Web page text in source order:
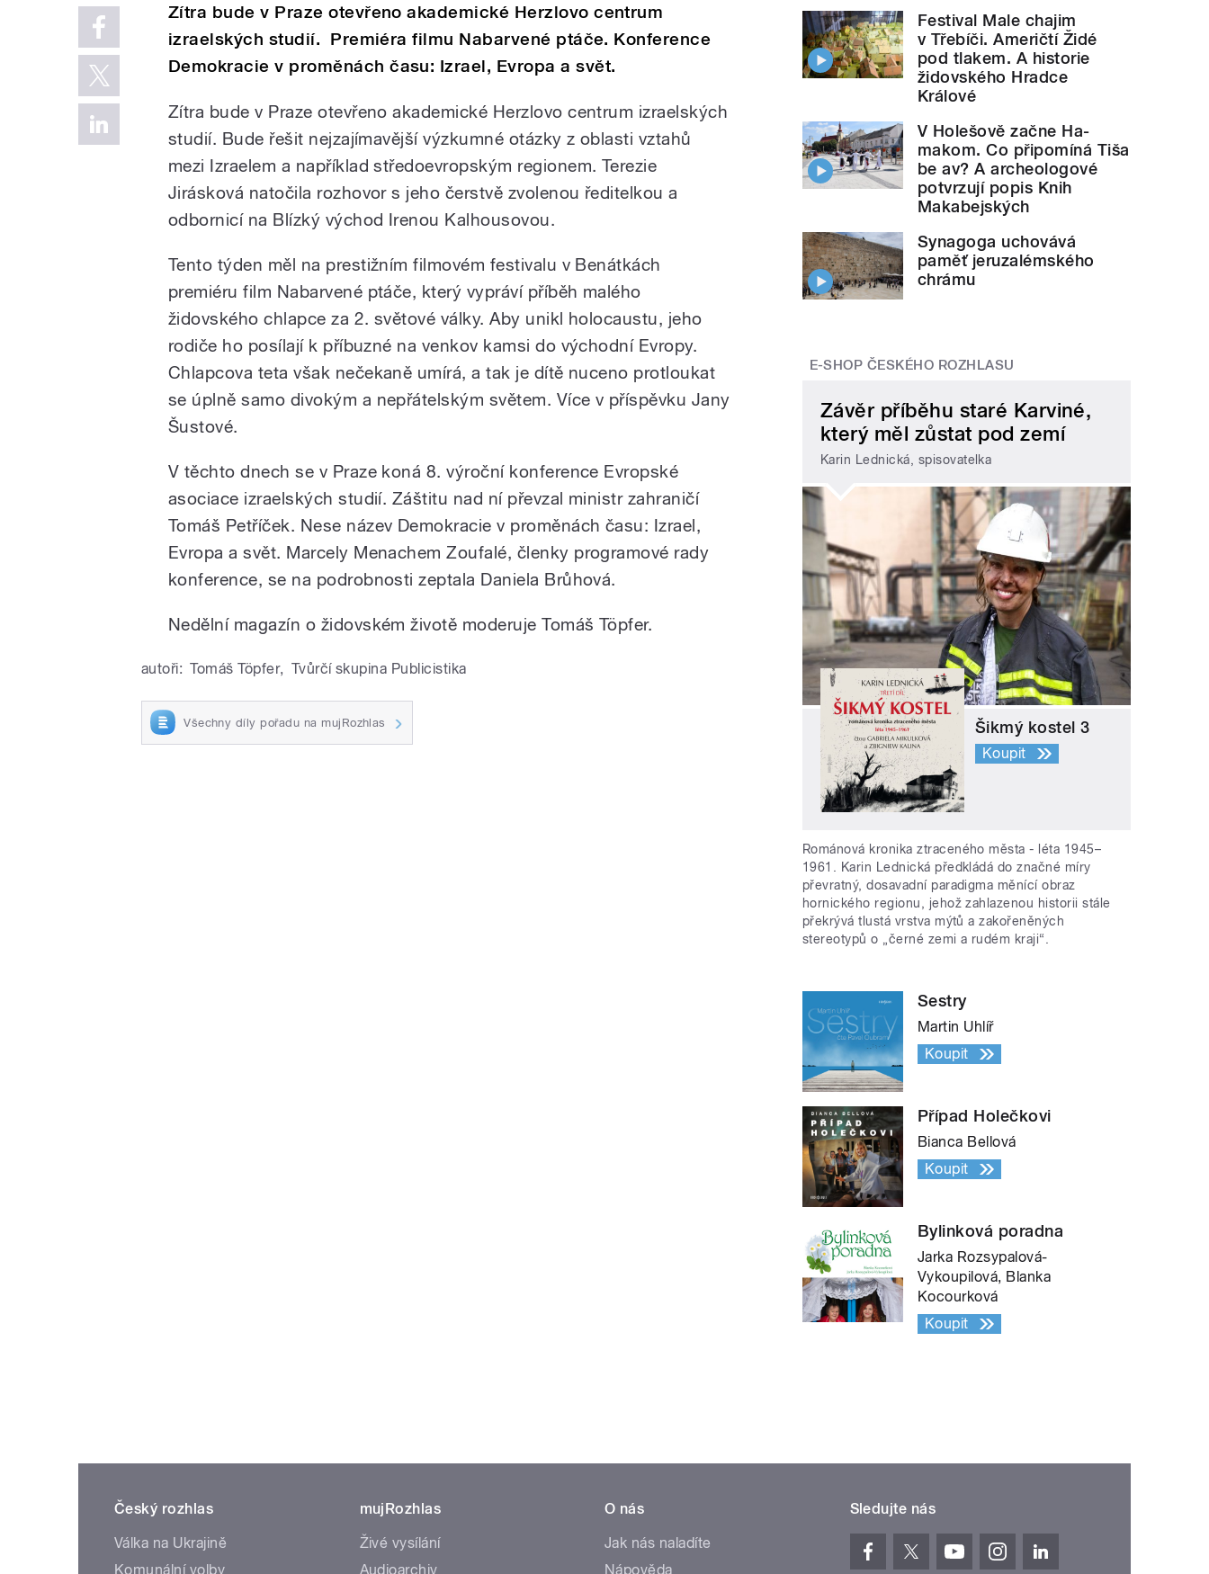
Zítra bude v Praze otevřeno akademické Herzlovo centrum
izraelských studií. Premiéra filmu Nabarvené ptáče. Konference
Demokracie v proměnách času: Izrael, Evropa a svět.
Zítra bude v Praze otevřeno akademické Herzlovo centrum izraelských
studií. Bude řešit nejzajímavější výzkumné otázky z oblasti vztahů
mezi Izraelem a například středoevropským regionem. Terezie
Jirásková natočila rozhovor s jeho čerstvě zvolenou ředitelkou a
odbornicí na Blízký východ Irenou Kalhousovou.
Tento týden měl na prestižním filmovém festivalu v Benátkách
premiéru film Nabarvené ptáče, který vypráví příběh malého
židovského chlapce za 2. světové války. Aby unikl holocaustu, jeho
rodiče ho posílají k příbuzné na venkov kamsi do východní Evropy.
Chlapcova teta však nečekaně umírá, a tak je dítě nuceno protloukat
se úplně samo divokým a nepřátelským světem. Více v příspěvku Jany
Šustové.
V těchto dnech se v Praze koná 8. výroční konference Evropské
asociace izraelských studií. Záštitu nad ní převzal ministr zahraničí
Tomáš Petříček. Nese název Demokracie v proměnách času: Izrael,
Evropa a svět. Marcely Menachem Zoufalé, členky programové rady
konference, se na podrobnosti zeptala Daniela Brůhová.
Nedělní magazín o židovském životě moderuje Tomáš Töpfer.
autoři: Tomáš Töpfer, Tvůrčí skupina Publicistika
Všechny díly pořadu na mujRozhlas
Festival Male chajim
v Třebíči. Američtí Židé
pod tlakem. A historie
židovského Hradce
Králové
V Holešově začne Ha-
makom. Co připomíná Tiša
be av? A archeologové
potvrzují popis Knih
Makabejských
Synagoga uchovává
paměť jeruzalémského
chrámu
E-SHOP ČESKÉHO ROZHLASU
Závěr příběhu staré Karviné,
který měl zůstat pod zemí
Karin Lednická, spisovatelka
Šikmý kostel 3
Koupit
Románová kronika ztraceného města - léta 1945–
1961. Karin Lednická předkládá do značné míry
převratný, dosavadní paradigma měnící obraz
hornického regionu, jehož zahlazenou historii stále
překrývá tlustá vrstva mýtů a zakořeněných
stereotypů o „černé zemi a rudém kraji“.
Sestry
Martin Uhlíř
Koupit
Případ Holečkovi
Bianca Bellová
Koupit
Bylinková poradna
Jarka Rozsypalová-
Vykoupilová, Blanka
Kocourková
Koupit
Český rozhlas
Válka na Ukrajině
Komunální volby
mujRozhlas
Živé vysílání
Audioarchiv
O nás
Jak nás naladíte
Nápověda
Sledujte nás